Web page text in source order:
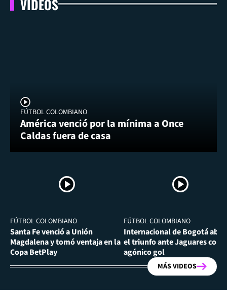
VIDEOS
FÚTBOL COLOMBIANO
América venció por la mínima a Once
Caldas fuera de casa
FÚTBOL COLOMBIANO
Santa Fe venció a Unión
Magdalena y tomó ventaja en la
Copa BetPlay
FÚTBOL COLOMBIANO
Internacional de Bogotá
el triunfo ante Jaguares con
agónico gol
MÁS VIDEOS